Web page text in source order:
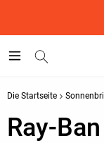
Die Startseite
Ray-